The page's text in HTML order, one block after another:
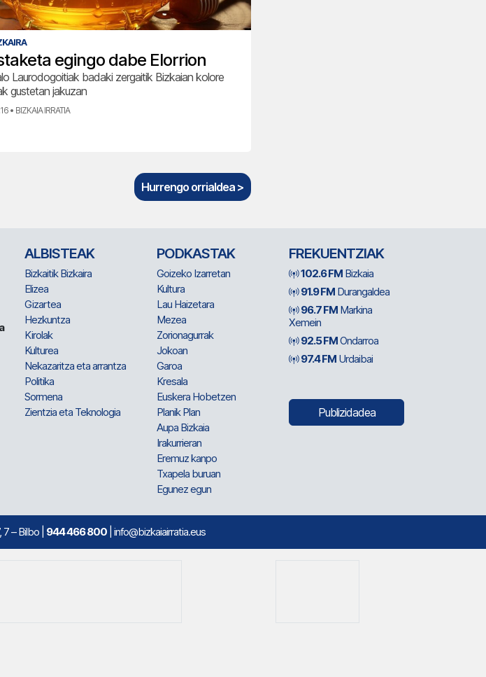
egingo dabe Elorrion
Laurodogoitiak badaki zergaitik Bizkaian kolore
gustetan jakuzan
• BIZKAIA IRRATIA
Hurrengo orrialdea >
ALBISTEAK
Bizkaitik Bizkaira
Elizea
Gizartea
Hezkuntza
Kirolak
Kulturea
Nekazaritza eta arrantza
Politika
Sormena
Zientzia eta Teknologia
PODKASTAK
Goizeko Izarretan
Kultura
Lau Haizetara
Mezea
Zorionagurrak
Jokoan
Garoa
Kresala
Euskera Hobetzen
Planik Plan
Aupa Bizkaia
Irakurrieran
Eremuz kanpo
Txapela buruan
Egunez egun
FREKUENTZIAK
102.6 FM Bizkaia
91.9 FM Durangaldea
96.7 FM Markina
Xemein
92.5 FMOndarroa
97.4 FM Urdaibai
Publizidadea
– Bilbo | 944 466 800 | info@bizkaiairratia.eus